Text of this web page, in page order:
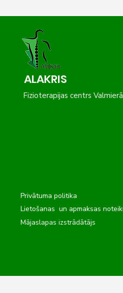
ALAKRIS
Fizioterapijas centrs Valmierā
Privātuma politika
Lietošanas un apmaksas
Mājaslapas izstrādātājs